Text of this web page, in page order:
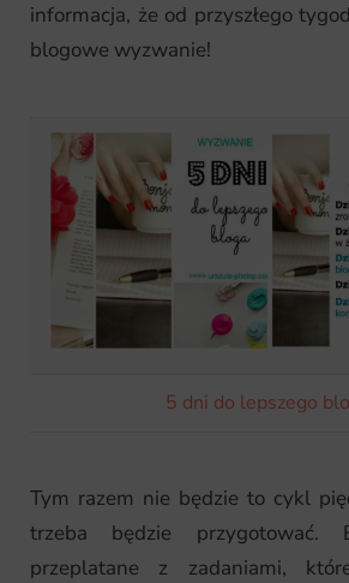
informacja, że od przyszłego
blogowe wyzwanie!
5 dni do lepszego
Tym razem nie będzie to cykl
trzeba będzie
przeplatane z zadaniami,